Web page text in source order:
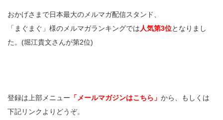
おかげさまで日本最大のメルマガ配信スタンド、
「まぐまぐ」様のメルマガランキングでは人気第3位となりまし
た。(堀江貴文さんが第2位)
登録は上部メニュー 「メールマガジンはこちら」 から、もしくは
下記リンクよりどうぞ。